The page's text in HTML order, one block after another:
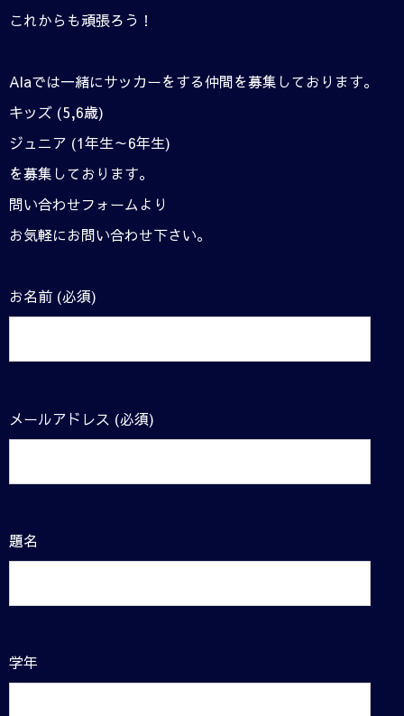
これからも頑張ろう！
Alaでは一緒にサッカーをする仲間を募集しております。
キッズ (5,6歳)
ジュニア (1年生～6年生)
を募集しております。
問い合わせフォームより
お気軽にお問い合わせ下さい。
お名前 (必須)
メールアドレス (必須)
題名
学年